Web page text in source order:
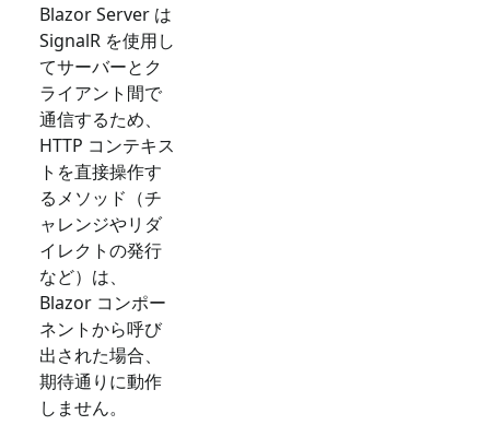
Blazor Server は
SignalR を使用し
てサーバーとク
ライアント間で
通信するため、
HTTP コンテキス
トを直接操作す
るメソッド（チ
ャレンジやリダ
イレクトの発行
など）は、
Blazor コンポー
ネントから呼び
出された場合、
期待通りに動作
しません。